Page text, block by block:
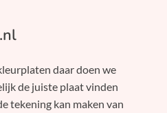
.nl
daar doen we
de juiste plaat vinden
tekening kan maken van